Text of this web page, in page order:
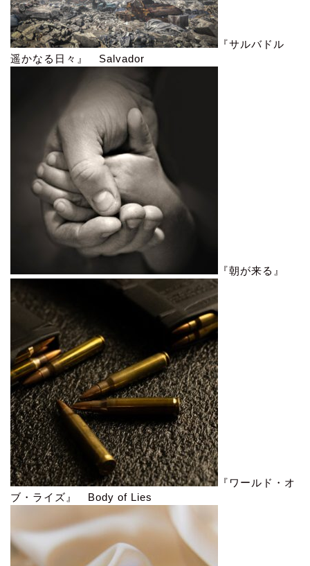
『サルバドル
遥かなる日々』 Salvador
『朝が来る』
『ワールド・オ
ブ・ライズ』 Body of Lies